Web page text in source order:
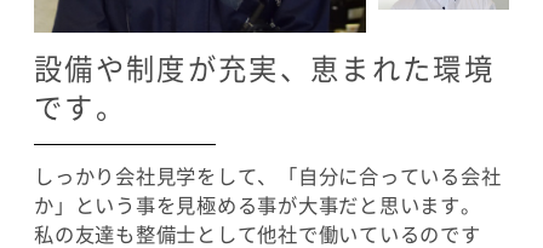
設備や制度が充実、恵まれた環境
です。
しっかり会社見学をして、「自分に合っている会社
か」という事を見極める事が大事だと思います。
私の友達も整備士として他社で働いているのです